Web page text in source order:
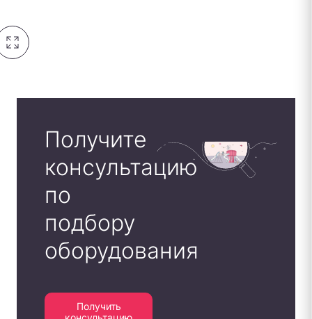
Получите
консультацию
по
подбору
оборудования
Получить